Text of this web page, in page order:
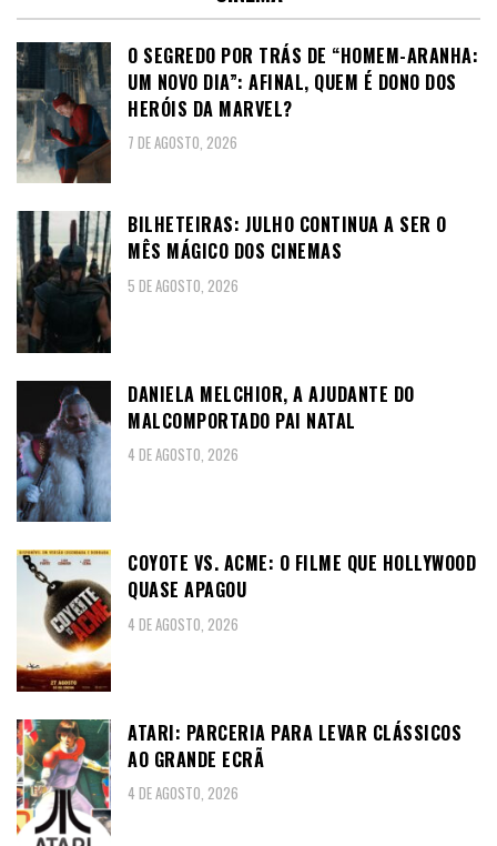
O SEGREDO POR TRÁS DE “HOMEM-ARANHA:
UM NOVO DIA”: AFINAL, QUEM É DONO DOS
HERÓIS DA MARVEL?
7 DE AGOSTO, 2026
BILHETEIRAS: JULHO CONTINUA A SER O
MÊS MÁGICO DOS CINEMAS
5 DE AGOSTO, 2026
DANIELA MELCHIOR, A AJUDANTE DO
MALCOMPORTADO PAI NATAL
4 DE AGOSTO, 2026
COYOTE VS. ACME: O FILME QUE HOLLYWOOD
QUASE APAGOU
4 DE AGOSTO, 2026
ATARI: PARCERIA PARA LEVAR CLÁSSICOS
AO GRANDE ECRÃ
4 DE AGOSTO, 2026